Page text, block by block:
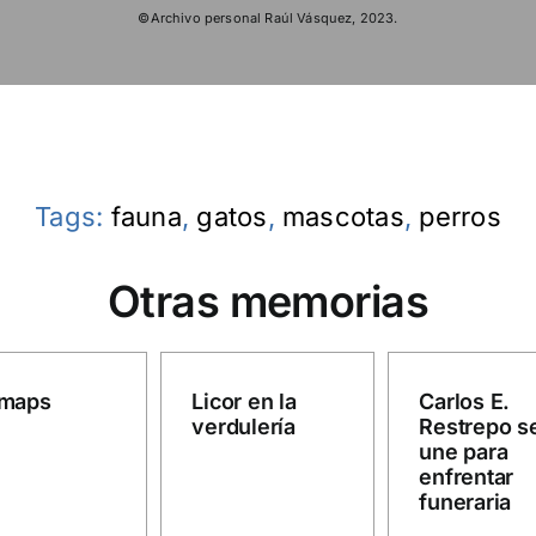
©Archivo personal Raúl Vásquez, 2023.
Tags: fauna, gatos, mascotas, perros
Otras memorias
Licor en la
verdulería
Carlos E.
Restrepo
une para
enfrentar
funeraria